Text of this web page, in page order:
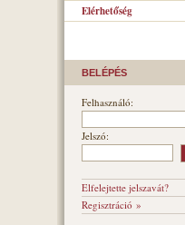
Elérhetőség
BELÉPÉS
Felhasználó:
Jelszó:
Elfelejtette jelszavát?
Regisztráció »